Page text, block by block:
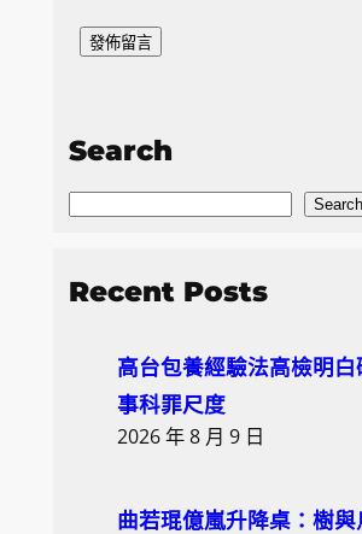
Search
S
a
Search
Recent Posts
高台包養經驗法高檢明白
事科罪尺度
2026 年 8 月 9 日
曲若琨億嵐升降桌：樹與